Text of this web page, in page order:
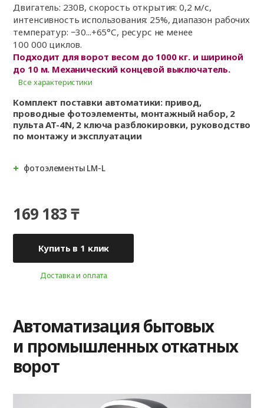
Двигатель: 230В, скорость открытия: 0,2 м/с,
интенсивность использования: 25%, диапазон рабочих
температур: −30...+65°С, ресурс не менее
100 000 циклов.
Подходит для ворот весом до 1000 кг. и шириной
до 10 м. Механический концевой выключатель.
Все характеристики
Комплект поставки автоматики: привод,
проводные фотоэлементы, монтажный набор, 2
пульта AT-4N, 2 ключа разблокировки, руководство
по монтажу и эксплуатации
фотоэлементы LM-L
169 183 ₸
Купить в 1 клик
Доставка и оплата
Автоматизация бытовых
и промышленных откатных
ворот